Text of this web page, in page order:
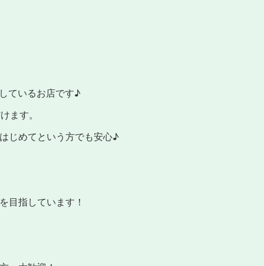
ているお店です♪
ます。
じめてという方でも安心♪
目指しています！